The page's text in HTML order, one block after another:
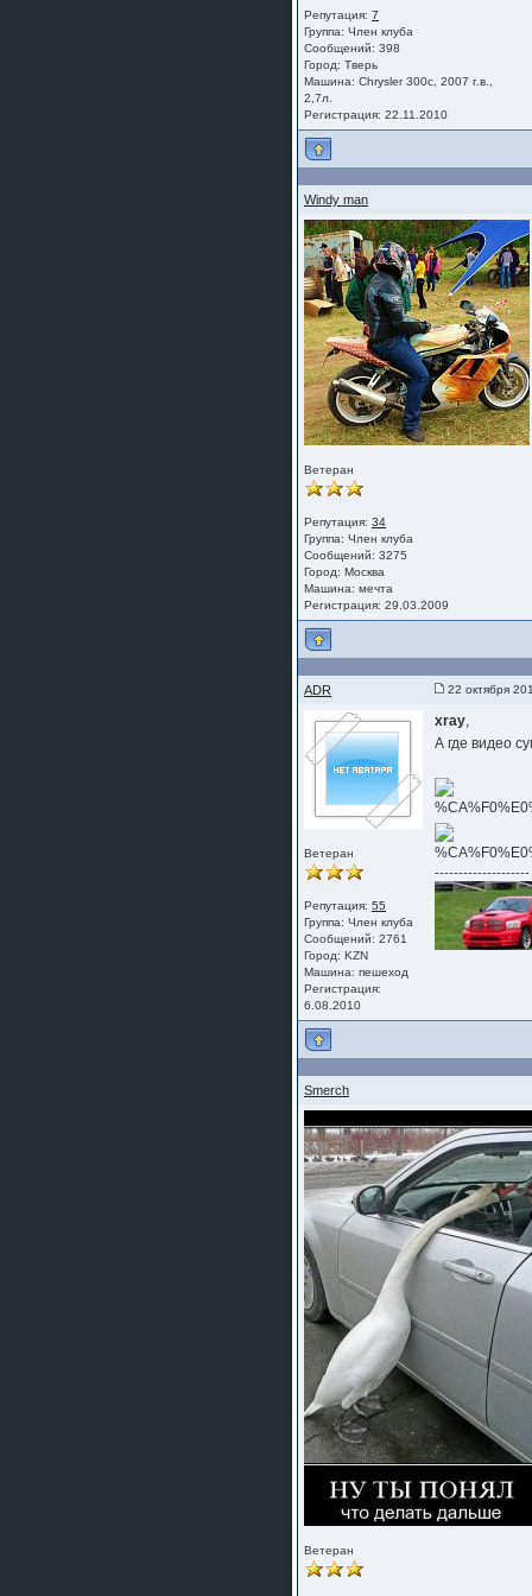
Репутация: 7
Группа: Член клуба
Сообщений: 398
Город: Тверь
Машина: Chrysler 300c, 2007 г.в.,
2,7л.
Регистрация: 22.11.2010
Windy man
Ветеран
Репутация: 34
Группа: Член клуба
Сообщений: 3275
Город: Москва
Машина: мечта
Регистрация: 29.03.2009
ADR 22 октября
Ветеран
Репутация: 55
Группа: Член клуба
Сообщений: 2761
Город: KZN
Машина: пешеход
Регистрация:
6.08.2010
xray,
А где видео
--------------------
Smerch
Ветеран